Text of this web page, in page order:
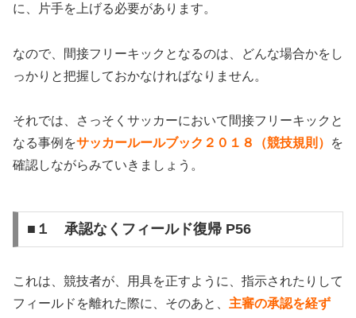
に、片手を上げる必要があります。
なので、間接フリーキックとなるのは、どんな場合かをし
っかりと把握しておかなければなりません。
それでは、さっそくサッカーにおいて間接フリーキックと
なる事例をサッカールールブック２０１８（競技規則）
を
確認しながらみていきましょう。
■１ 承認なくフィールド復帰 P56
これは、競技者が、用具を正すように、指示されたりして
フィールドを離れた際に、そのあと、 主審の承認を経ず